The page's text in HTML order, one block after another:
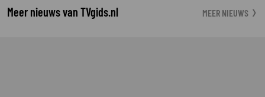
Meer nieuws van TVgids.nl MEER NIEUWS